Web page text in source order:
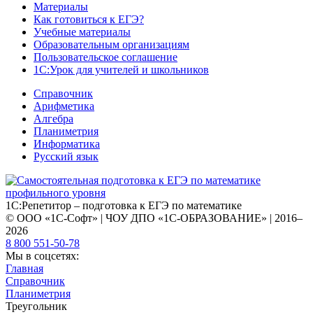
Материалы
Как готовиться к ЕГЭ?
Учебные материалы
Образовательным организациям
Пользовательское соглашение
1С:Урок для учителей и школьников
Справочник
Арифметика
Алгебра
Планиметрия
Информатика
Русский язык
1С:Репетитор – подготовка к ЕГЭ по математике
© ООО «1С-Софт» | ЧОУ ДПО «1С-ОБРАЗОВАНИЕ» | 2016–
2026
8 800 551-50-78
Мы в соцсетях:
Главная
Справочник
Планиметрия
Треугольник